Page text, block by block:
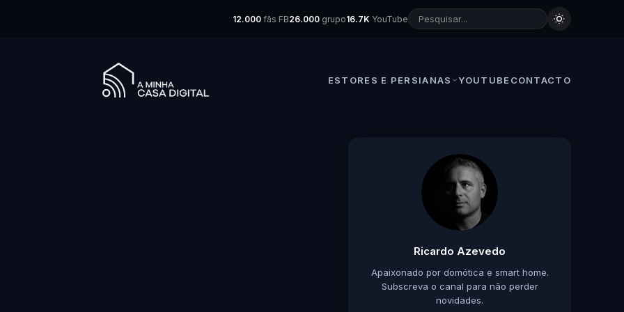
12.000 fãs FB26.000 grupo16.7K YouTube
ESTORES E PERSIANAS YOUTUBE CONTACTO
Ricardo Azevedo
Apaixonado por domótica e smart home.
Subscreva o canal para não perder
novidades.